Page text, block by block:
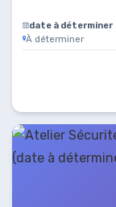
date à déterminer
À déterminer